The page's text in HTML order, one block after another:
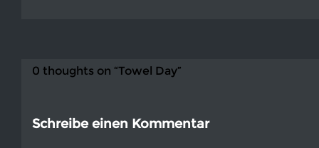
0 thoughts on “Towel Day”
Schreibe einen Kommentar